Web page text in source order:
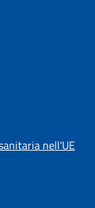
nell'UE